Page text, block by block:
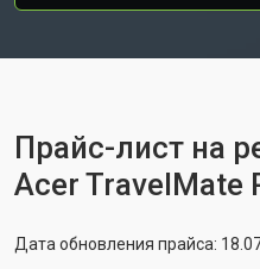
Прайс-лист на
Acer TravelMate
Дата обновления прайса: